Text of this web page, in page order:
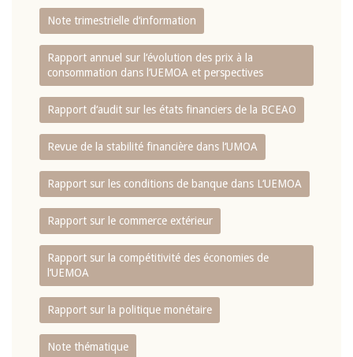
Note trimestrielle d‘information
Rapport annuel sur l‘évolution des prix à la
consommation dans l‘UEMOA et perspectives
Rapport d‘audit sur les états financiers de la BCEAO
Revue de la stabilité financière dans l‘UMOA
Rapport sur les conditions de banque dans L‘UEMOA
Rapport sur le commerce extérieur
Rapport sur la compétitivité des économies de
l‘UEMOA
Rapport sur la politique monétaire
Note thématique